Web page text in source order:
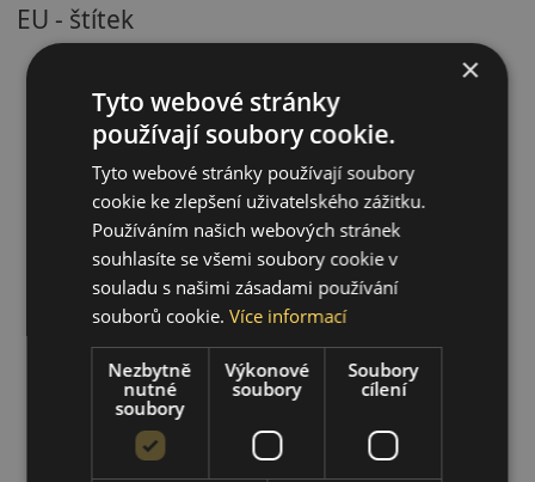
EU - štítek
×
Tyto webové stránky
používají soubory cookie.
Tyto webové stránky používají soubory
cookie ke zlepšení uživatelského zážitku.
Používáním našich webových stránek
souhlasíte se všemi soubory cookie v
souladu s našimi zásadami používání
souborů cookie.Více informací
Nezbytně
nutné
soubory
Výkonové
soubory
Soubory
cílení